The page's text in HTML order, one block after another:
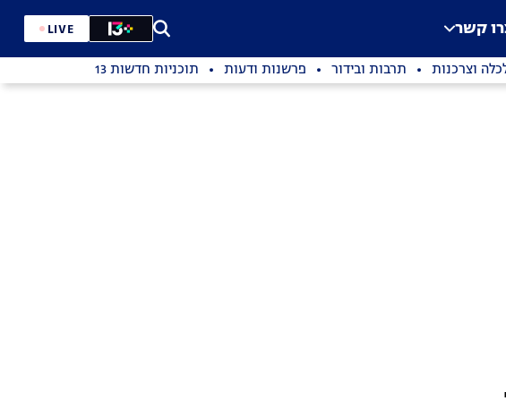
קשר LIVE
וצרכנות תרבות ובידור פרשנות ודעות תוכניות חדשות 13